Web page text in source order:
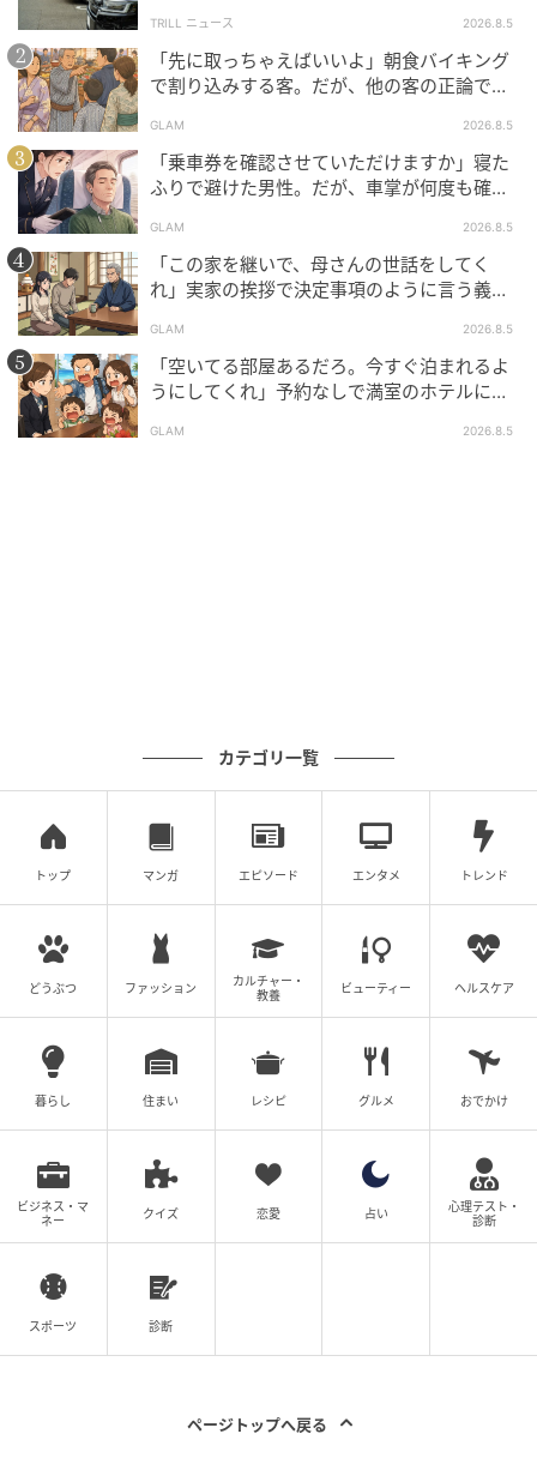
TRILL ニュース 2026.8.5
「先に取っちゃえばいいよ」朝食バイキング
で割り込みする客。だが、他の客の正論で状
GLAM 2026.8.5
「乗車券を確認させていただけますか」寝た
ふりで避けた男性。だが、車掌が何度も確認
GLAM 2026.8.5
「この家を継いで、母さんの世話をしてく
れ」実家の挨拶で決定事項のように言う義
た一言
GLAM 2026.8.5
「空いてる部屋あるだろ。今すぐ泊まれるよ
うにしてくれ」予約なしで満室のホテルに押
一変
GLAM 2026.8.5
カテゴリ一覧
トップ マンガ エピソード エンタメ トレンド
どうぶつ ファッション
カルチャー・
教養
ビューティー ヘルスケア
暮らし 住まい レシピ グルメ おでかけ
ビジネス・マ
ネー
クイズ 恋愛 占い
心理テスト・
診断
スポーツ 診断
ページトップへ戻る